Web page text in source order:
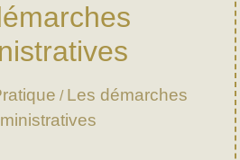
/ Les démarches